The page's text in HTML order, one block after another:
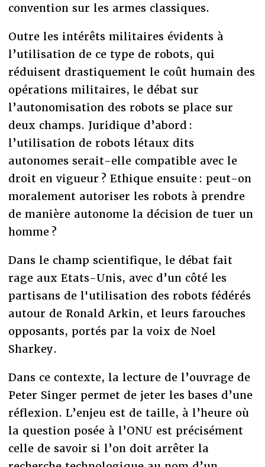
convention sur les armes classiques.
Outre les intérêts militaires évidents à
l’utilisation de ce type de robots, qui
réduisent drastiquement le coût humain des
opérations militaires, le débat sur
l’autonomisation des robots se place sur
deux champs. Juridique d’abord :
l’utilisation de robots létaux dits
autonomes serait-elle compatible avec le
droit en vigueur ? Ethique ensuite : peut-on
moralement autoriser les robots à prendre
de manière autonome la décision de tuer un
homme ?
Dans le champ scientifique, le débat fait
rage aux Etats-Unis, avec d’un côté les
partisans de l'utilisation des robots fédérés
autour de Ronald Arkin, et leurs farouches
opposants, portés par la voix de Noel
Sharkey.
Dans ce contexte, la lecture de l’ouvrage de
Peter Singer permet de jeter les bases d’une
réflexion. L’enjeu est de taille, à l’heure où
la question posée à l’ONU est précisément
celle de savoir si l’on doit arrêter la